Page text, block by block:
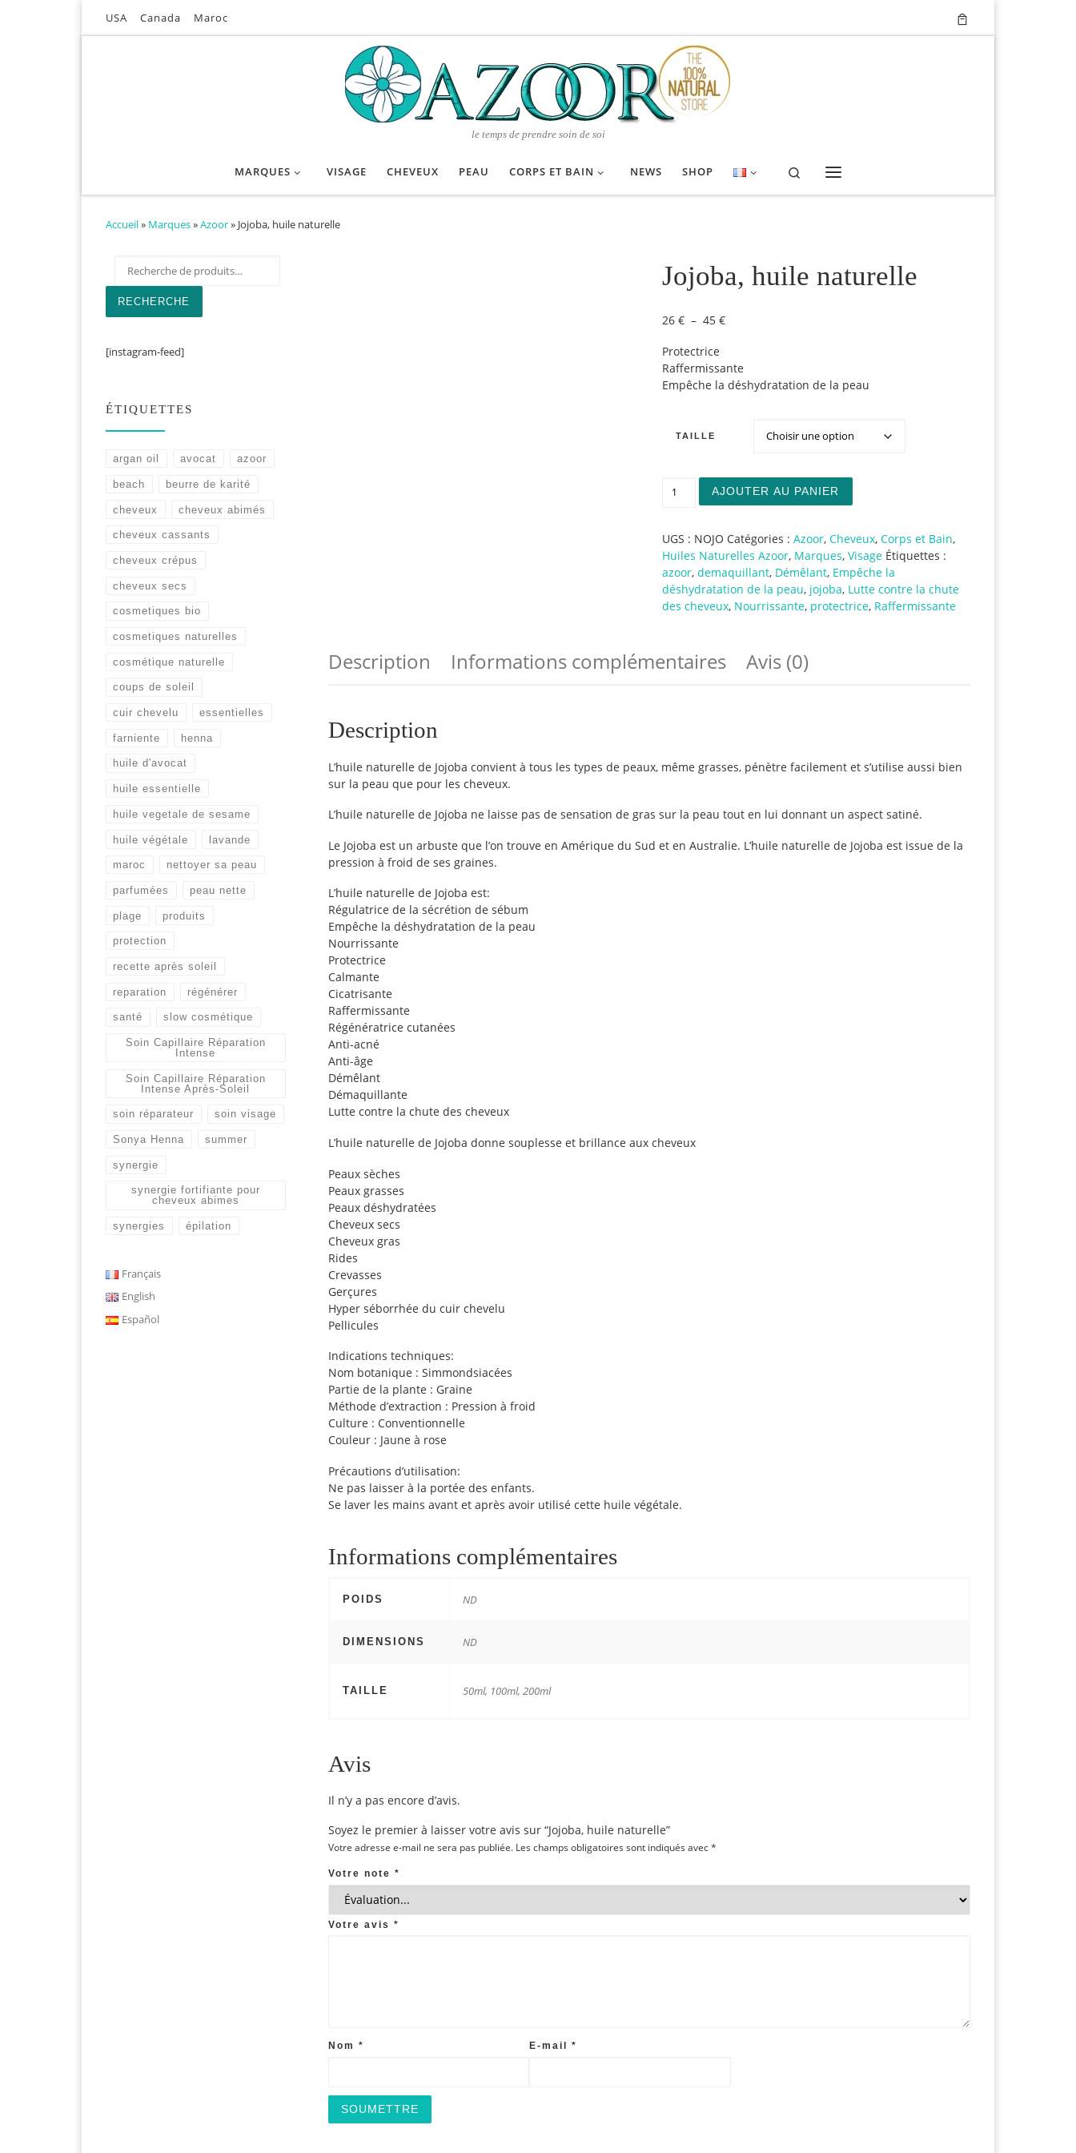
Passer au contenu
USA Canada Maroc
le temps de prendre soin de soi
MARQUES VISAGE CHEVEUX PEAU CORPS ET BAIN NEWS SHOP
Search
Accueil» Marques»Azoor» Jojoba, huile naturelle
Jojoba, huile naturelle
26 € – 45 €Plage de prix : 26 € à 45 €
Protectrice
Raffermissante
Empêche la déshydratation de la peau
TAILLE
quantité de Jojoba, huile naturelle
AJOUTER AU PANIER
UGS : NOJO Catégories : Azoor, Cheveux, Corps et Bain,
Huiles Naturelles Azoor, Marques, Visage Étiquettes :
azoor, demaquillant, Démêlant, Empêche la
déshydratation de la peau, jojoba, Lutte contre la chute
des cheveux, Nourrissante, protectrice, Raffermissante
Description Informations complémentaires Avis (0)
Description
L’huile naturelle de Jojoba convient à tous les types de peaux, même grasses, pénètre facilement et s’utilise aussi bien
sur la peau que pour les cheveux.
L’huile naturelle de Jojoba ne laisse pas de sensation de gras sur la peau tout en lui donnant un aspect satiné.
Le Jojoba est un arbuste que l’on trouve en Amérique du Sud et en Australie. L’huile naturelle de Jojoba est issue de la
pression à froid de ses graines.
L’huile naturelle de Jojoba est:
Régulatrice de la sécrétion de sébum
Empêche la déshydratation de la peau
Nourrissante
Protectrice
Calmante
Cicatrisante
Raffermissante
Régénératrice cutanées
Anti-acné
Anti-âge
Démêlant
Démaquillante
Lutte contre la chute des cheveux
L’huile naturelle de Jojoba donne souplesse et brillance aux cheveux
Peaux sèches
Peaux grasses
Peaux déshydratées
Cheveux secs
Cheveux gras
Rides
Crevasses
Gerçures
Hyper séborrhée du cuir chevelu
Pellicules
Indications techniques:
Nom botanique : Simmondsiacées
Partie de la plante : Graine
Méthode d’extraction : Pression à froid
Culture : Conventionnelle
Couleur : Jaune à rose
Précautions d’utilisation:
Ne pas laisser à la portée des enfants.
Se laver les mains avant et après avoir utilisé cette huile végétale.
Informations complémentaires
POIDS ND
DIMENSIONS ND
TAILLE 50ml, 100ml, 200ml
Avis
Il n’y a pas encore d’avis.
Soyez le premier à laisser votre avis sur “Jojoba, huile naturelle”
Votre adresse e-mail ne sera pas publiée. Les champs obligatoires sont indiqués avec*
Votre note *
Votre avis *
Nom * E-mail*
RECHERCHE
[instagram-feed]
ÉTIQUETTES
argan oil avocat azoor
beach beurre de karité
cheveux cheveux abimés
cheveux cassants
cheveux crépus
cheveux secs
cosmetiques bio
cosmetiques naturelles
cosmétique naturelle
coups de soleil
cuir chevelu essentielles
farniente henna
huile d'avocat
huile essentielle
huile vegetale de sesame
huile végétale lavande
maroc nettoyer sa peau
parfumées peau nette
plage produits
protection
recette après soleil
reparation régénérer
santé slow cosmétique
Soin Capillaire Réparation
Intense
Soin Capillaire Réparation
Intense Après-Soleil
soin réparateur soin visage
Sonya Henna summer
synergie
synergie fortifiante pour
cheveux abimes
synergies épilation
Français
English
Español